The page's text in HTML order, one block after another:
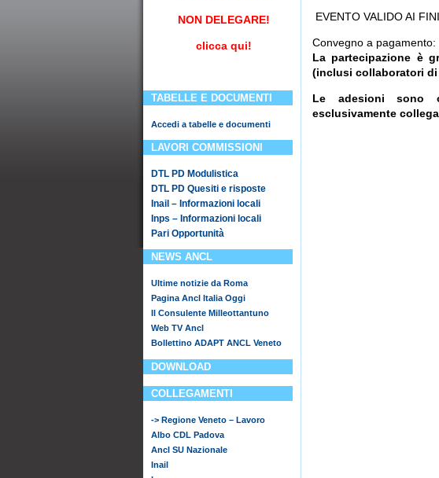
NON DELEGARE!
clicca qui!
TABELLE E DOCUMENTI
Accedi a tabelle e documenti
LAVORI COMMISSIONI
DTL PD Modulistica
DTL PD Quesiti e risposte
Inail – Informazioni locali
Inps – Informazioni locali
Pari Opportunità
NEWS ANCL
Ultime notizie da Roma
Pagina Ancl Italia Oggi
Il Consulente Milleottantuno
Web TV Ancl
Bollettino ADAPT ANCL Veneto
DOWNLOAD
COLLEGAMENTI
-> Regione Veneto – Lavoro
Albo CDL Padova
Ancl SU Nazionale
Inail
EVENTO VALIDO AI
Convegno a
La partecipazione è
(inclusi collaboratori
Le adesioni sono
esclusivamente